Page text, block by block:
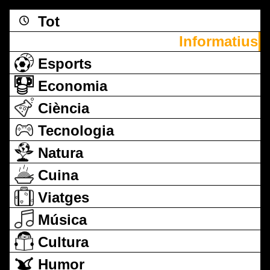
Tot
Informatius
Esports
Economia
Ciència
Tecnologia
Natura
Cuina
Viatges
Música
Cultura
Humor